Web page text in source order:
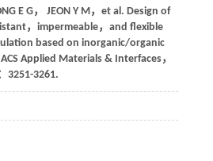
E G， JEON Y M， et al. Design of
，impermeable，and flexible
based on inorganic/organic
ACS Applied Materials & Interfaces，
3251-3261.